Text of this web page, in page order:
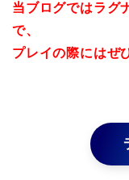
当ブログではラグ
で、
プレイの際にはぜ